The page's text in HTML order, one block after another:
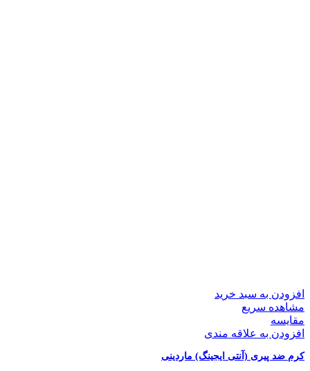
افزودن به سبد خرید
مشاهده سریع
مقایسه
افزودن به علاقه مندی
کرم ضد پیری (آنتی ایجینگ) ماردینی